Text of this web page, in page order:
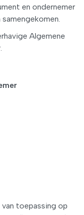
en ondernemer
Algemene
van toepassing op